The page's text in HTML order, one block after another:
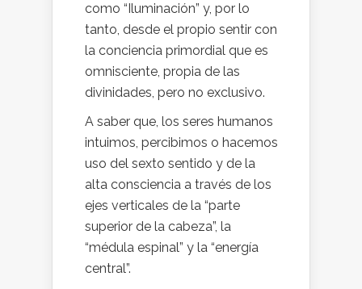
como “Iluminación” y, por lo
tanto, desde el propio sentir con
la conciencia primordial que es
omnisciente, propia de las
divinidades, pero no exclusivo.
A saber que, los seres humanos
intuimos, percibimos o hacemos
uso del sexto sentido y de la
alta consciencia a través de los
ejes verticales de la “parte
superior de la cabeza”, la
“médula espinal” y la “energía
central”.